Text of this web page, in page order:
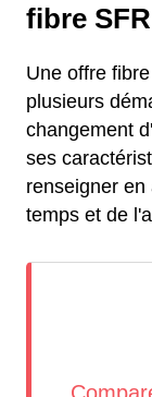
fibre
Une offre
plusieurs
changement
ses
renseigner
temps et de